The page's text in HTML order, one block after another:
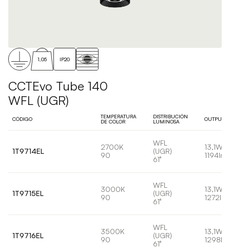
1,05 IP20
CCTEvo Tube 140
WFL (UGR)
CÓDIGO
TEMPERATURA
DE COLOR
DISTRIBUCIÓN
LUMINOSA
OUTPUT
1T9714EL
2700K
90
WFL
(UGR)
61°
13,1W
1194lm
1T9715EL
3000K
90
WFL
(UGR)
61°
13,1W
1272lm
1T9716EL
3500K
90
WFL
(UGR)
61°
13,1W
1298lm